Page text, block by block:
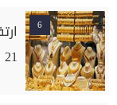
6
21 يسجل 6115 جنيهًا